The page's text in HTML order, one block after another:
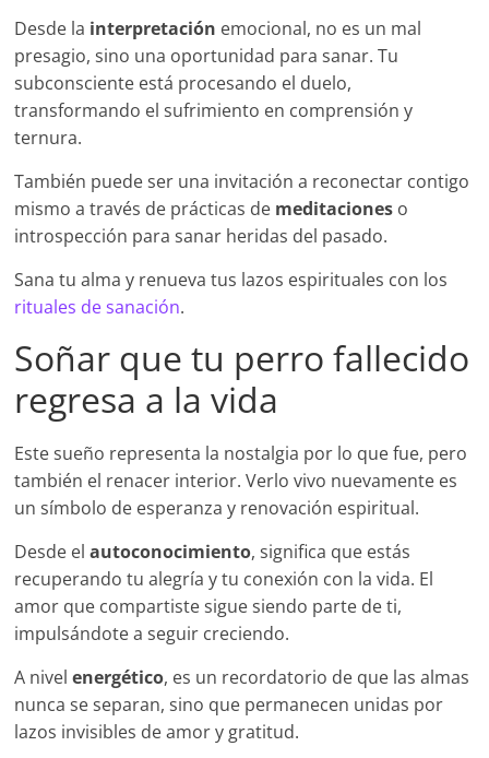
Desde la interpretación emocional, no es un mal
presagio, sino una oportunidad para sanar. Tu
subconsciente está procesando el duelo,
transformando el sufrimiento en comprensión y
ternura.
También puede ser una invitación a reconectar contigo
mismo a través de prácticas de meditaciones o
introspección para sanar heridas del pasado.
Sana tu alma y renueva tus lazos espirituales con los
rituales de sanación.
Soñar que tu perro fallecido
regresa a la vida
Este sueño representa la nostalgia por lo que fue, pero
también el renacer interior. Verlo vivo nuevamente es
un símbolo de esperanza y renovación espiritual.
Desde elautoconocimiento, significa que estás
recuperando tu alegría y tu conexión con la vida. El
amor que compartiste sigue siendo parte de ti,
impulsándote a seguir creciendo.
A nivelenergético, es un recordatorio de que las almas
nunca se separan, sino que permanecen unidas por
lazos invisibles de amor y gratitud.